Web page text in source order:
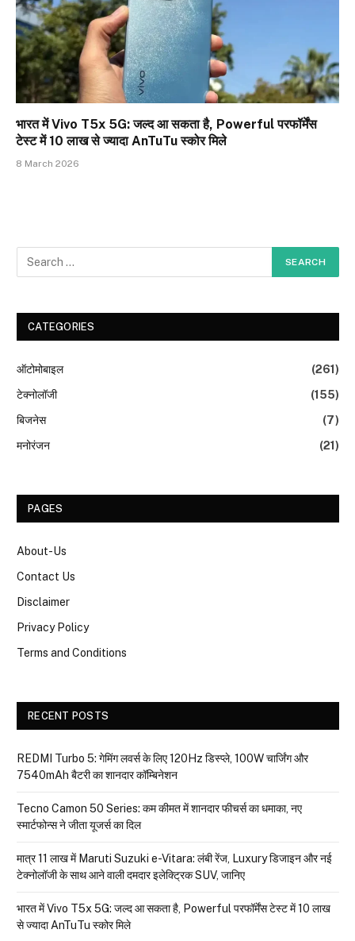
भारत में Vivo T5x 5G: जल्द आ सकता है, Powerful परफॉर्मेंस
टेस्ट में 10 लाख से ज्यादा AnTuTu स्कोर मिले
8 March 2026
CATEGORIES
ऑटोमोबाइल
(261)
टेक्नोलॉजी
(155)
बिजनेस
(7)
मनोरंजन
(21)
PAGES
About-Us
Contact Us
Disclaimer
Privacy Policy
Terms and Conditions
RECENT POSTS
REDMI Turbo 5: गेमिंग लवर्स के लिए 120Hz डिस्प्ले, 100W चार्जिंग और
7540mAh बैटरी का शानदार कॉम्बिनेशन
Tecno Camon 50 Series: कम कीमत में शानदार फीचर्स का धमाका, नए
स्मार्टफोन्स ने जीता यूजर्स का दिल
मात्र ₹11 लाख में Maruti Suzuki e-Vitara: लंबी रेंज, Luxury डिजाइन और नई
टेक्नोलॉजी के साथ आने वाली दमदार इलेक्ट्रिक SUV, जानिए
भारत में Vivo T5x 5G: जल्द आ सकता है, Powerful परफॉर्मेंस टेस्ट में 10 लाख
से ज्यादा AnTuTu स्कोर मिले